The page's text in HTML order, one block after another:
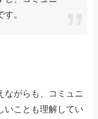
。
ながらも、コミュニ
いことも理解してい